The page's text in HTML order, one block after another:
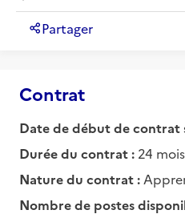
Partager
Contrat
Date de début de contrat
Durée du contrat : 24 mois
Nature du contrat :
Nombre de postes